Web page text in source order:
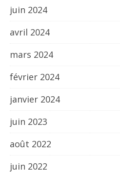
juin 2024
avril 2024
mars 2024
février 2024
janvier 2024
juin 2023
août 2022
juin 2022